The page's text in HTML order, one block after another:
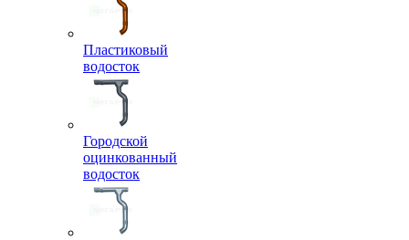
Пластиковый
водосток
Городской
оцинкованный
водосток